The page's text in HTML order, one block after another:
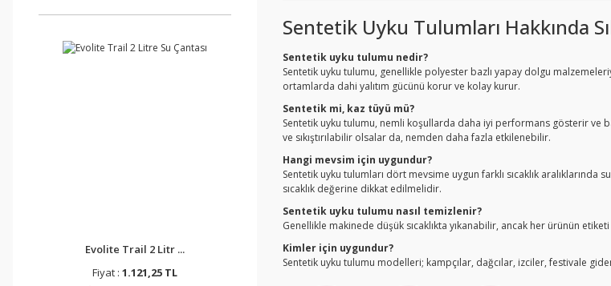
Evolite Trail 2 Litr ...
Fiyat : 1.121,25 TL
Sentetik Uyku Tulumları Hakkında
Sentetik uyku tulumu nedir?
Sentetik uyku tulumu, genellikle polyester bazlı yapay dolgu
ortamlarda dahi yalıtım gücünü korur ve kolay kurur.
Sentetik mi, kaz tüyü mü?
Sentetik uyku tulumu, nemli koşullarda daha iyi performans gösterir ve
ve sıkıştırılabilir olsalar da, nemden daha fazla etkilenebilir.
Hangi mevsim için uygundur?
Sentetik uyku tulumları dört mevsime uygun farklı sıcaklık
sıcaklık değerine dikkat edilmelidir.
Sentetik uyku tulumu nasıl temizlenir?
Genellikle makinede düşük sıcaklıkta yıkanabilir, ancak her ürünün
Kimler için uygundur?
Sentetik uyku tulumu modelleri; kampçılar, dağcılar, izciler, festivale